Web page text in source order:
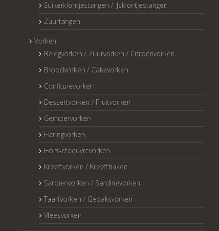
Suikerklontjestangen / IJsklontjestangen
Zuurtangen
Vorken
Belegvorken / Zuurvorken / Citroenvorken
Broodvorken / Cakevorken
Confiturevorken
Dessertvorken / Fruitvorken
Gembervorken
Haringvorken
Hors-d'oeuvrevorken
Kreeftvorken / Kreefthaken
Sardienvorken / Sardinevorken
Taartvorken / Gebaksvorken
Vleesvorken